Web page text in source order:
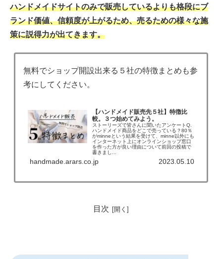
ハンドメイドサイトのみで販売しているよりも格段にブ
ランド価値、信頼度が上がるため、売るための様々な施
策に説得力が出てきます。
無料でショップ開設出来る５社の特徴まとめも参
考にしてください。
【ハンドメイド販売先５社】特徴比
較。３つ始めてみよう。
ストーリーズで皆さんに聞いたアンケートQ.
ハンドメイド商品をどこで売っている？80％
がminneという結果を受けて、minne以外にも
インターネット上にオンラインショップ窓口
を作った方が良い理由について前回の投稿で
書きまし...
handmade.arars.co.jp 2023.05.10
目次